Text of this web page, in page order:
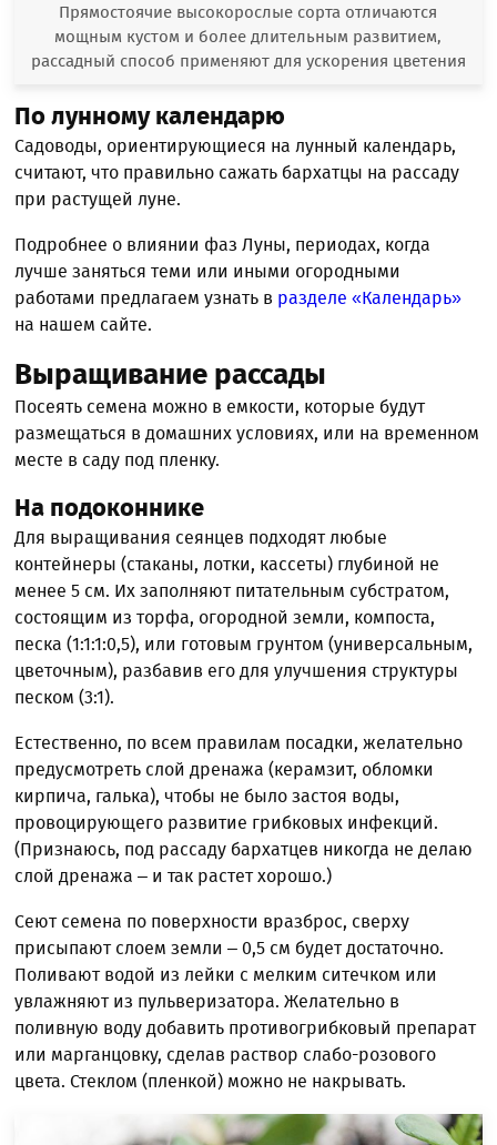
Прямостоячие высокорослые сорта отличаются
мощным кустом и более длительным развитием,
рассадный способ применяют для ускорения цветения
По лунному календарю
Садоводы, ориентирующиеся на лунный календарь,
считают, что правильно сажать бархатцы на рассаду
при растущей луне.
Подробнее о влиянии фаз Луны, периодах, когда
лучше заняться теми или иными огородными
работами предлагаем узнать в разделе «Календарь»
на нашем сайте.
Выращивание рассады
Посеять семена можно в емкости, которые будут
размещаться в домашних условиях, или на временном
месте в саду под пленку.
На подоконнике
Для выращивания сеянцев подходят любые
контейнеры (стаканы, лотки, кассеты) глубиной не
менее 5 см. Их заполняют питательным субстратом,
состоящим из торфа, огородной земли, компоста,
песка (1:1:1:0,5), или готовым грунтом (универсальным,
цветочным), разбавив его для улучшения структуры
песком (3:1).
Естественно, по всем правилам посадки, желательно
предусмотреть слой дренажа (керамзит, обломки
кирпича, галька), чтобы не было застоя воды,
провоцирующего развитие грибковых инфекций.
(Признаюсь, под рассаду бархатцев никогда не делаю
слой дренажа – и так растет хорошо.)
Сеют семена по поверхности вразброс, сверху
присыпают слоем земли – 0,5 см будет достаточно.
Поливают водой из лейки с мелким ситечком или
увлажняют из пульверизатора. Желательно в
поливную воду добавить противогрибковый препарат
или марганцовку, сделав раствор слабо-розового
цвета. Стеклом (пленкой) можно не накрывать.